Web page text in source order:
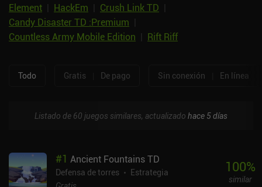
Element
HackEm Crush Link TD
Candy Disaster TD :Premium
Countless Army Mobile Edition
Rift Riff
Todo Gratis De pago Sin conexión En línea
Listado de 60 juegos similares, actualizado hace 5 días
#1 Ancient Fountains TD
Defensa de torres
Estrategia
100%
similar